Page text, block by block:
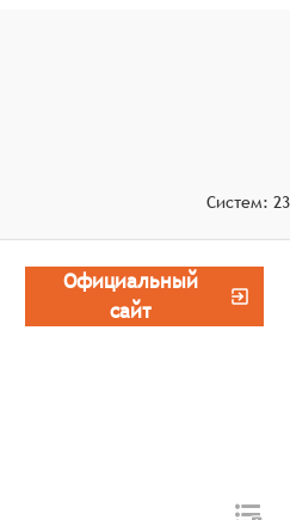
Систем: 23
Официальный
сайт